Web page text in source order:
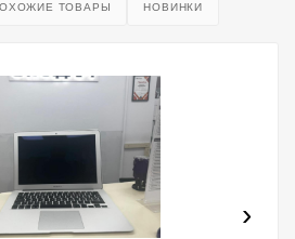
ТОВАРЫ НОВИНКИ
›